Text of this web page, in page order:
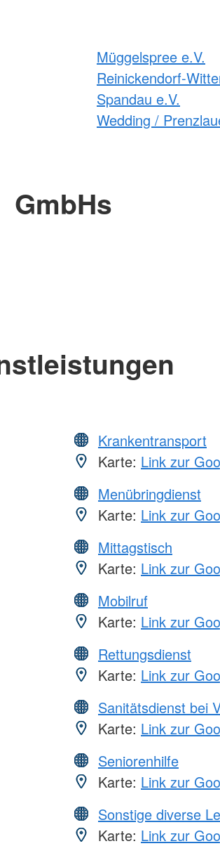
Müggelspree e.V.
Reinickendorf-
Spandau e.V.
Wedding /
GmbHs
Krankentransport
Karte: Link zur
Menübringdienst
Karte: Link zur
Mittagstisch
Karte: Link zur
Mobilruf
Karte: Link zur
Rettungsdienst
Karte: Link zur
Sanitätsdienst bei
Karte: Link zur
Seniorenhilfe
Karte: Link zur
Sonstige diverse
Karte: Link zur